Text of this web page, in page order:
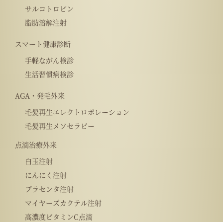
サルコトロピン
脂肪溶解注射
スマート健康診断
手軽ながん検診
生活習慣病検診
AGA・発毛外来
毛髪再生エレクトロポレーション
毛髪再生メソセラピー
点滴治療外来
白玉注射
にんにく注射
プラセンタ注射
マイヤーズカクテル注射
高濃度ビタミンC点滴